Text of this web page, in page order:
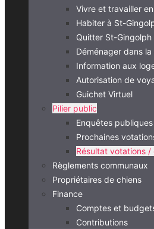
Vivre et travailler
Habiter à St-
Quitter St-Gingolph
Déménager dans
Information aux
Autorisation de
Guichet Virtuel
Pilier public
Enquêtes publiques
Prochaines
Résultat votations /
Règlements communaux
Propriétaires de chiens
Finance
Comptes et
Contributions